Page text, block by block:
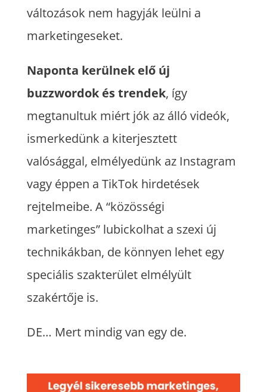
változások nem hagyják leülni a
marketingeseket.
Naponta kerülnek elő új
buzzwordok és trendek, így
megtanultuk miért jók az álló videók,
ismerkedünk a kiterjesztett
valósággal, elmélyedünk az Instagram
vagy éppen a TikTok hirdetések
rejtelmeibe. A “közösségi
marketinges” lubickolhat a szexi új
technikákban, de könnyen lehet egy
speciális szakterület elmélyült
szakértője is.
DE… Mert mindig van egy de.